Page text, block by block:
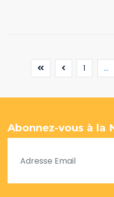
1 ...
Abonnez-vous à la